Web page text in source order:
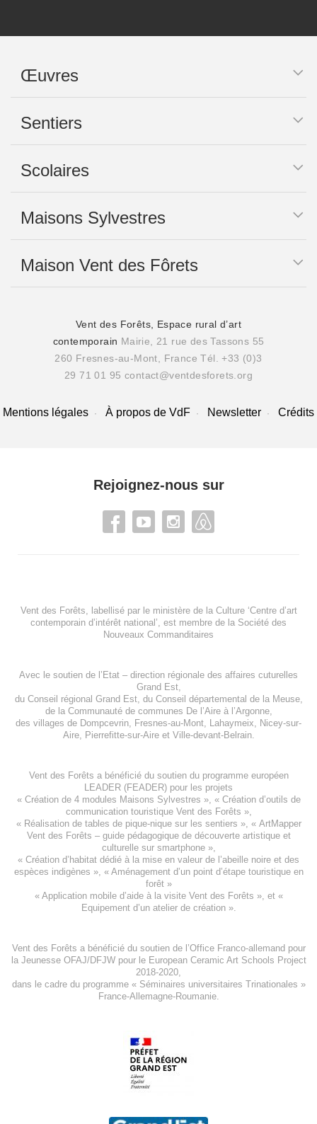
Œuvres
Sentiers
Scolaires
Maisons Sylvestres
Maison Vent des Fôrets
Vent des Forêts, Espace rural d’art
contemporain Mairie, 21 rue des Tassons 55
260 Fresnes-au-Mont, France Tél. +33 (0)3
29 71 01 95 contact@ventdesforets.org
Mentions légales À propos de VdF Newsletter Crédits
Rejoignez-nous sur
Vent des Forêts, labellisé par le ministère de la Culture ‘Centre d’art
contemporain d’intérêt national’, est membre de la Société des
Nouveaux Commanditaires
Avec le soutien de l’Etat – direction régionale des affaires cuturelles
Grand Est,
du Conseil régional Grand Est, du Conseil départemental de la Meuse,
de la Communauté de communes De l’Aire à l’Argonne,
des villages de Dompcevrin Fresnes-au-Mont Lahaymeix
Nicey-sur-
Aire, Pierrefitte-sur-Aireet Ville-devant-Belrain.
Vent des Forêts a bénéficié du soutien du programme européen
LEADER (FEADER) pour les projets
« Création de 4 modules Maisons Sylvestres », « Création d’outils de
communication touristique Vent des Forêts »,
« Réalisation de tables de pique-nique sur les sentiers », « ArtMapper
Vent des Forêts – guide pédagogique de découverte artistique et
culturelle sur smartphone »,
« Création d’habitat dédié à la mise en valeur de l’abeille noire et des
espèces indigènes », « Aménagement d’un point d’étape touristique en
forêt»
« Application mobile d’aide à la visite Vent des Forêts », et «
Equipement d’un atelier de création».
Vent des Forêts a bénéficié du soutien de l’Office Franco-allemand pour
la Jeunesse OFAJ/DFJWpour leEuropean Ceramic Art Schools Project
2018-2020
dans le cadre du programme « Séminaires universitaires Trinationales »
France-Allemagne-Roumanie.